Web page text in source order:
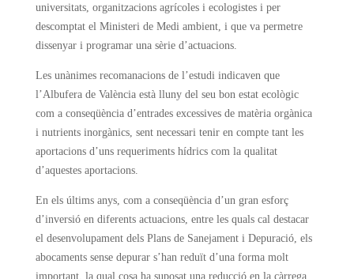
universitats, organitzacions agrícoles i ecologistes i per
descomptat el Ministeri de Medi ambient, i que va permetre
dissenyar i programar una sèrie d’actuacions.
Les unànimes recomanacions de l’estudi indicaven que
l’Albufera de València està lluny del seu bon estat ecològic
com a conseqüència d’entrades excessives de matèria orgànica
i nutrients inorgànics, sent necessari tenir en compte tant les
aportacions d’uns requeriments hídrics com la qualitat
d’aquestes aportacions.
En els últims anys, com a conseqüència d’un gran esforç
d’inversió en diferents actuacions, entre les quals cal destacar
el desenvolupament dels Plans de Sanejament i Depuració, els
abocaments sense depurar s’han reduït d’una forma molt
important, la qual cosa ha suposat una reducció en la càrrega